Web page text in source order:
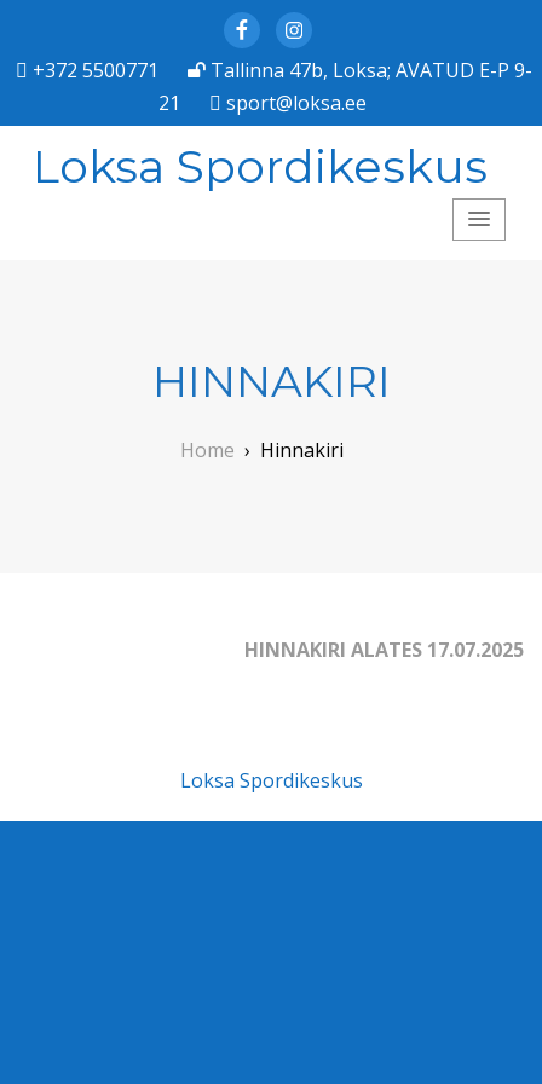
FacebookInstagram
+372 5500771
Tallinna 47b, Loksa; AVATUD E-P 9-
21
sport@loksa.ee
Loksa Spordikeskus
HINNAKIRI
Home › Hinnakiri
HINNAKIRI ALATES 17.07.2025
Loksa Spordikeskus